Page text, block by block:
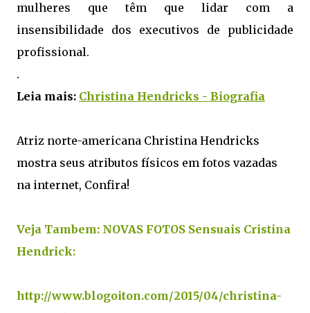
mulheres que têm que lidar com a
insensibilidade dos executivos de publicidade
profissional.
.
Leia mais: Christina Hendricks - Biografia
Atriz norte-americana Christina Hendricks
mostra seus atributos físicos em fotos vazadas
na internet, Confira!
Veja Tambem: NOVAS FOTOS Sensuais Cristina
Hendrick:
http://www.blogoiton.com/2015/04/christina-